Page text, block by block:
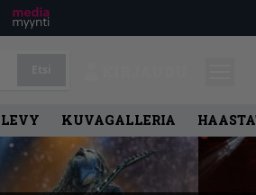
KUVAGALLERIA